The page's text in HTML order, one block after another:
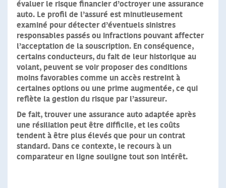
évaluer le risque financier d’octroyer une assurance
auto. Le profil de l’assuré est minutieusement
examiné pour détecter d’éventuels sinistres
responsables passés ou infractions pouvant affecter
l’acceptation de la souscription. En conséquence,
certains conducteurs, du fait de leur historique au
volant, peuvent se voir proposer des conditions
moins favorables comme un accès restreint à
certaines options ou une prime augmentée, ce qui
reflète la gestion du risque par l’assureur.
De fait, trouver une assurance auto adaptée après
une résiliation peut être difficile, et les coûts
tendent à être plus élevés que pour un contrat
standard. Dans ce contexte, le recours à un
comparateur en ligne souligne tout son intérêt.